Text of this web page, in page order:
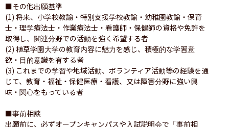
■その他出願基準
(1) 将来、小学校教諭・特別支援学校教諭・幼稚園教諭・保育
士・理学療法士・作業療法士・看護師・保健師の資格や免許を
取得し、関連分野での活動を強く希望する者
(2) 植草学園大学の教育内容に魅力を感じ、積極的な学習意
欲・目的意識を有する者
(3) これまでの学習や地域活動、ボランティア活動等の経験を通
じて、教育・福祉・保健医療・看護、又は障害分野に強い興
味・関心をもっている者
■事前相談
出願前に、必ずオープンキャンパスや入試説明会で「事前相